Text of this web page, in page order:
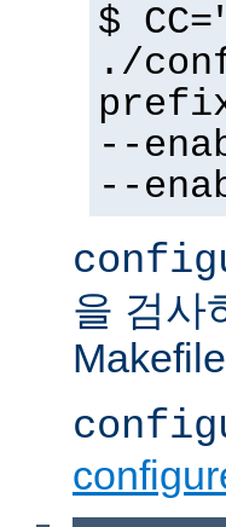
$
./
--
--
을 검사